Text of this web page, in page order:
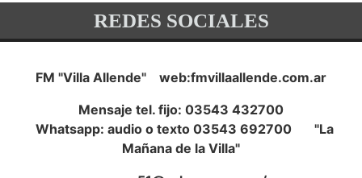
REDES SOCIALES
FM "Villa Allende" web:fmvillaallende.com.ar
Mensaje tel. fijo: 03543 432700
Whatsapp: audio o texto 03543 692700 "La
Mañana de la Villa"